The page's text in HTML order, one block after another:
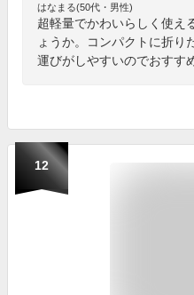
はなまる(50代・男性)
超軽量でかわいらしく使え
ょうか。コンパクトに折り
運びがしやすいのでおすす
12